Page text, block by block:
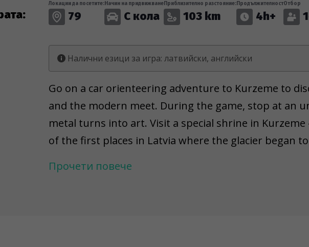
Локации да посетите:
79
Начин на придвижване
С кола
Приблизително разстояние:
103 km
Продължителност
4h+
Отбор
Налични езици за игра: латвийски, английски
Go on a car orienteering adventure to Kurzeme to
and the modern meet. During the game, stop at an
metal turns into art. Visit a special shrine in
of the first places in Latvia where the glacier began
Order castle, and capture the peace in the scenic
Прочети повече